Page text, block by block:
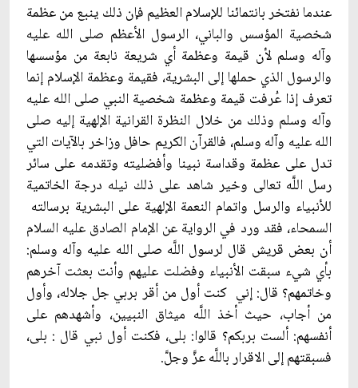
عندما نفتخر بانتمائنا للإسلام العظيم فإن ذلك ينبع من عظمة
شخصية المؤسس والباني، الرسول الأعظم صلى الله عليه
وآله وسلم لأن قيمة وعظمة أي شريعة نابعة من مؤسسها
والرسول الذي حملها إلى البشرية، فقيمة وعظمة الإسلام إنما
تعرف إذا عُرفت قيمة وعظمة شخصية النبي صلى الله عليه
وآله وسلم وذلك من خلال النظرة القرانية الإلهية إليه صلى
الله عليه وآله وسلم، فالقرآن الكريم حافل وزاخر بالآيات التي
تدل على عظمة وقداسة نبينا وأفضليته وتقدمه على سائر
رسل اللَّه تعالى وخير شاهد على ذلك نيله درجة الخاتمية
للأنبياء والرسل واتمام النعمة الإلهية على البشرية برسالته
السمحاء، فقد ورد في الرواية عن الإمام الصادق عليه السلام
أن بعض قريش قال لرسول اللَّه صلى الله عليه وآله وسلم:
بأي شي‏ء سبقت الأنبياء وفضلت عليهم وأنت بعثت آخرهم
وخاتمهم؟ قال: إني كنت أول من أقر بربي جل جلاله، وأول
من أجاب، حيث أخذ اللَّه ميثاق النبيين، وأشهدهم على
أنفسهم: ألست بربكم؟ قالوا: بلى، فكنت أول نبي قال : بلى،
فسبقتهم إلى الاقرار باللَّه عزَّ وجلّ‏َ.